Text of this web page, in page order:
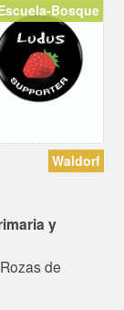
Bosque
Waldorf
y
de